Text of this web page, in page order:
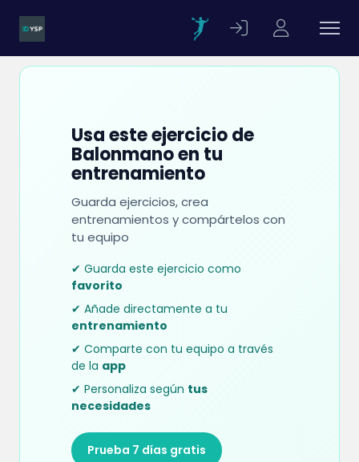
Usa este ejercicio de
Balonmano en tu
entrenamiento
Guarda ejercicios, crea
entrenamientos y compártelos con
tu equipo
✔ Guarda este ejercicio como
favorito
✔ Añade directamente a tu
entrenamiento
✔ Comparte con tu equipo a través
de la app
✔ Personaliza según tus
necesidades
Prueba 7 días gratis